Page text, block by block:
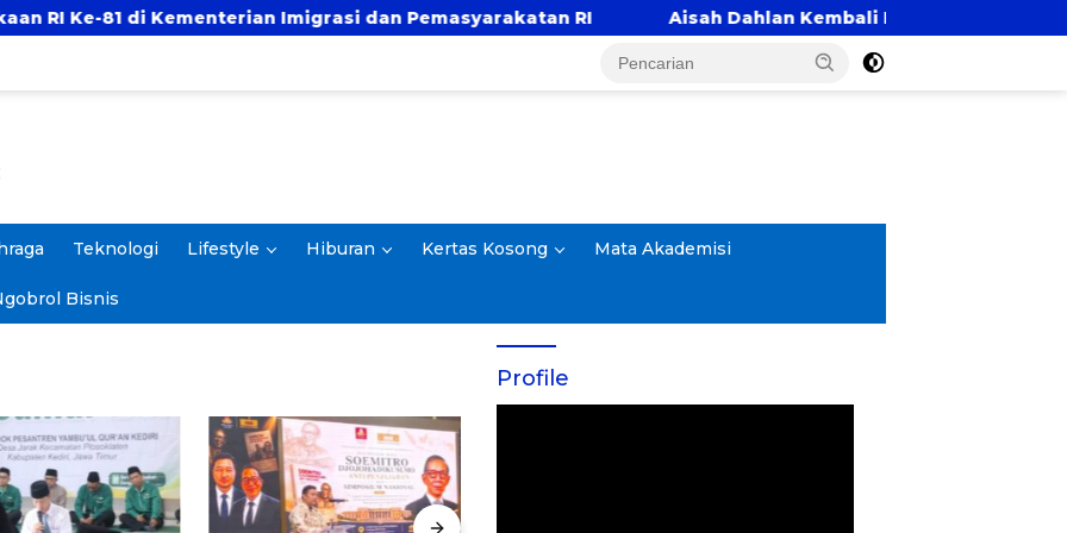
Kementerian Imigrasi dan Pemasyarakatan RI Aisah Dahlan Kembali Hadir di Surabaya, Bahas “Seni
Teknologi Lifestyle Hiburan Kertas Kosong Mata Akademisi
Bisnis
Profile